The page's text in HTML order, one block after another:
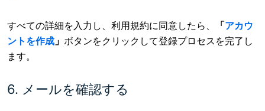
すべての詳細を入力し、利用規約に同意したら、 「アカウ
ントを作成 」 ボタンをクリックして登録プロセスを完了し
ます。
6. メールを確認する